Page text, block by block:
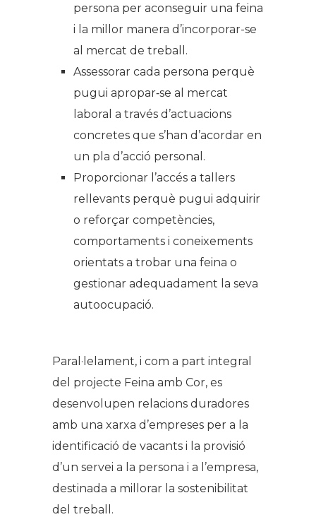
persona per aconseguir una feina
i la millor manera d’incorporar-se
al mercat de treball.
Assessorar cada persona perquè
pugui apropar‐se al mercat
laboral a través d’actuacions
concretes que s’han d’acordar en
un pla d’acció personal.
Proporcionar l’accés a tallers
rellevants perquè pugui adquirir
o reforçar competències,
comportaments i coneixements
orientats a trobar una feina o
gestionar adequadament la seva
autoocupació.
Paral·lelament, i com a part integral
del projecte Feina amb Cor, es
desenvolupen relacions duradores
amb una xarxa d’empreses per a la
identificació de vacants i la provisió
d’un servei a la persona i a l’empresa,
destinada a millorar la sostenibilitat
del treball.